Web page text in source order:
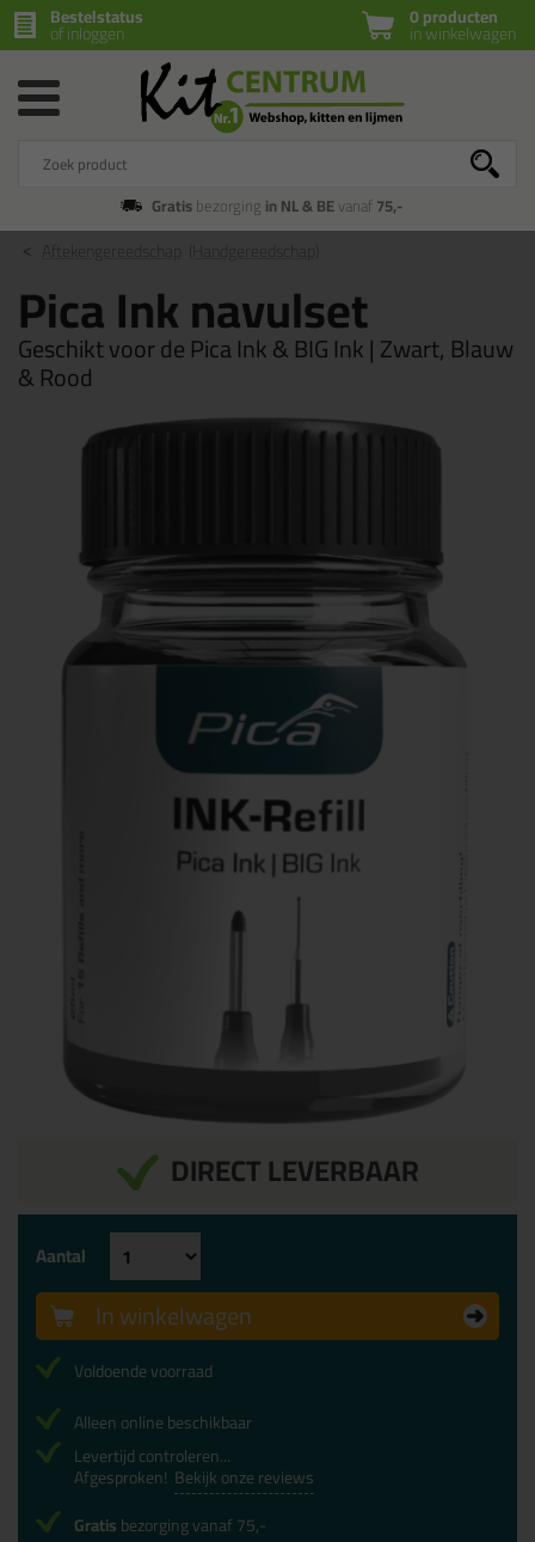
0 producten
in winkelwagen
Bestelstatus
of inloggen
Gratisbezorging in NL & BEvanaf75,-
Aftekengereedschap
Pica Ink navulset
Geschikt voor de Pica Ink & BIG Ink | Zwart, Blauw
& Rood
DIRECT LEVERBAAR
Aantal
In winkelwagen
Voldoende voorraad
Alleen online beschikbaar
Levertijd controleren...
Afgesproken! Bekijk onze reviews
Gratisbezorging vanaf 75,-